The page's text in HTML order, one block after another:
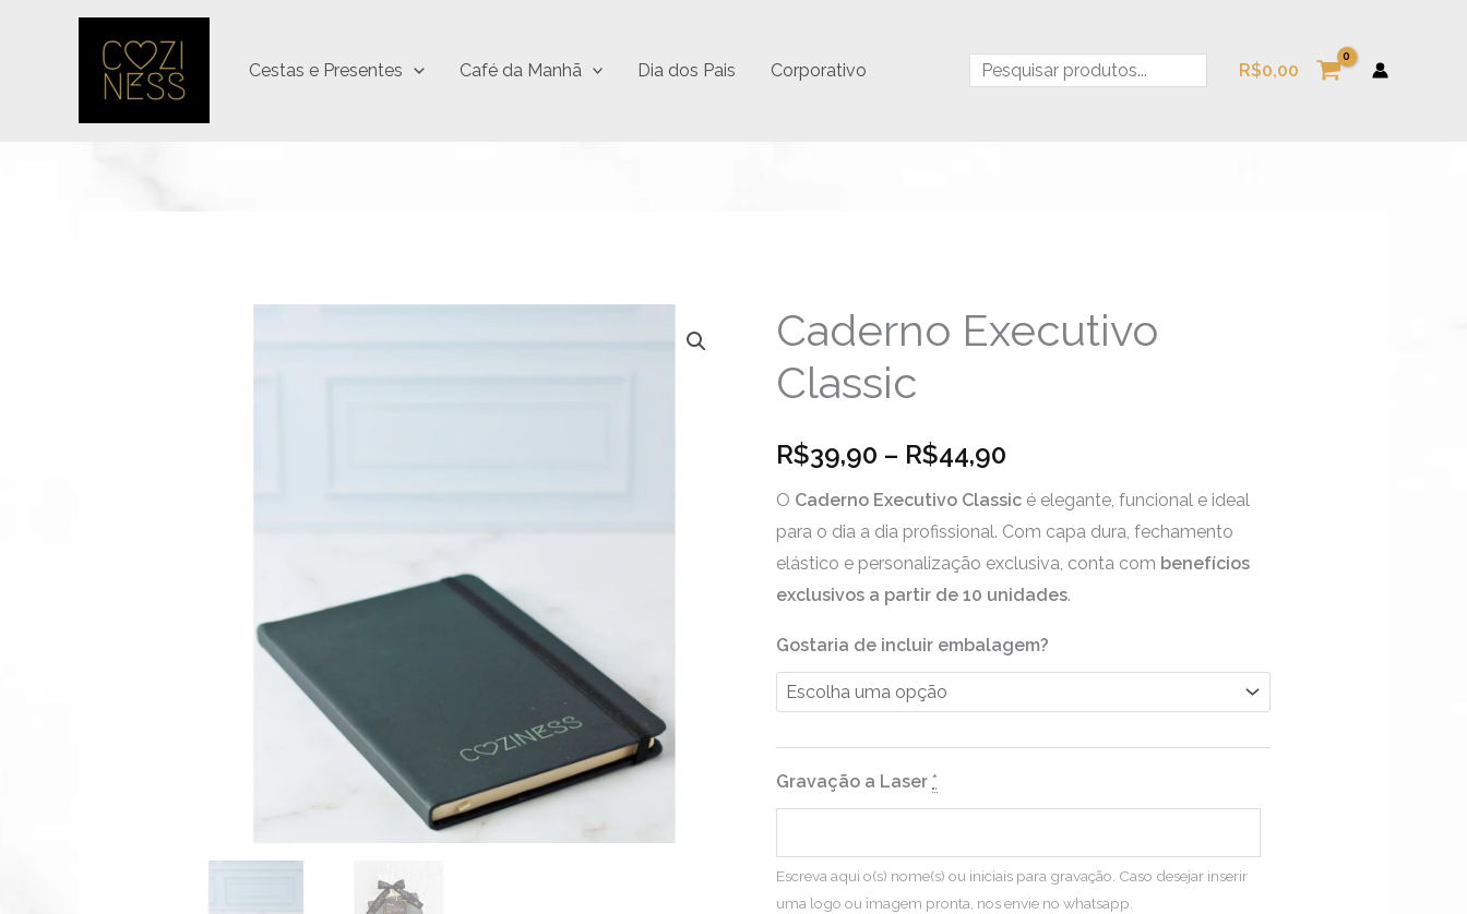
Cestas e Presentes Café da Manhã Dia dos Pais Corporativo R$0,00
Caderno Executivo
Classic
R$39,90 – R$44,90
Faixa
através
R$44,90
O Caderno Executivo Classic é elegante, funcional e ideal
para o dia a dia profissional. Com capa dura, fechamento
elástico e personalização exclusiva, conta com benefícios
exclusivos a partir de 10 unidades.
Gostaria de incluir embalagem?
Gravação a Laser *
Escreva aqui o(s) nome(s) ou iniciais para gravação. Caso desejar inserir
uma logo ou imagem pronta, nos envie no whatsapp.
Caderno
Executivo
Classic